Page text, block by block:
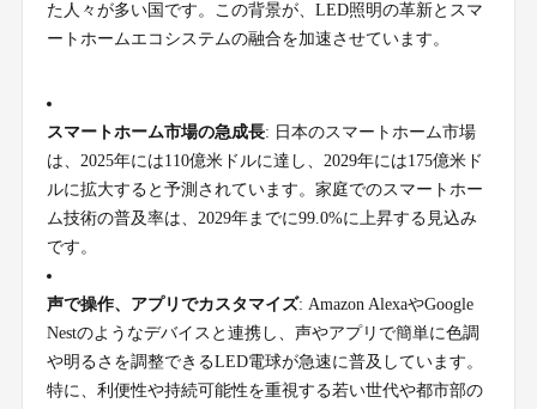
た人々が多い国です。この背景が、LED照明の革新とスマ
ートホームエコシステムの融合を加速させています。
スマートホーム市場の急成長: 日本のスマートホーム市場
は、2025年には110億米ドルに達し、2029年には175億米ド
ルに拡大すると予測されています。家庭でのスマートホー
ム技術の普及率は、2029年までに99.0%に上昇する見込み
です。
声で操作、アプリでカスタマイズ: Amazon AlexaやGoogle
Nestのようなデバイスと連携し、声やアプリで簡単に色調
や明るさを調整できるLED電球が急速に普及しています。
特に、利便性や持続可能性を重視する若い世代や都市部の